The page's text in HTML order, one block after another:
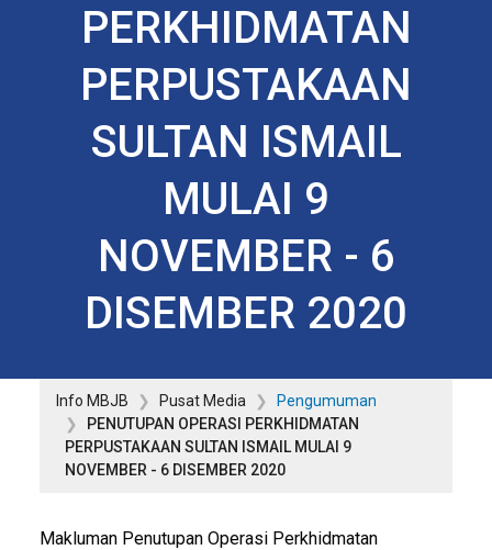
PERKHIDMATAN
PERPUSTAKAAN
SULTAN ISMAIL
MULAI 9
NOVEMBER - 6
DISEMBER 2020
Info MBJB Pusat Media
Pengumuman
PENUTUPAN OPERASI PERKHIDMATAN
PERPUSTAKAAN SULTAN ISMAIL MULAI 9
NOVEMBER - 6 DISEMBER 2020
Makluman Penutupan Operasi Perkhidmatan